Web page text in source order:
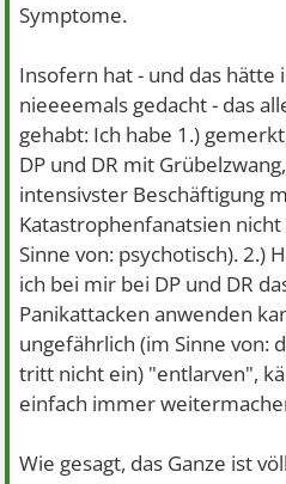
Symptome.
Insofern hat - und das hätte
nieeeemals gedacht - das
gehabt: Ich habe 1.)
DP und DR mit
intensivster Beschäftigung
Katastrophenfanatsien
Sinne von: psychotisch). 2.)
ich bei mir bei DP und DR
Panikattacken anwenden
ungefährlich (im Sinne von:
tritt nicht ein) "entlarven",
einfach immer
Wie gesagt, das Ganze ist